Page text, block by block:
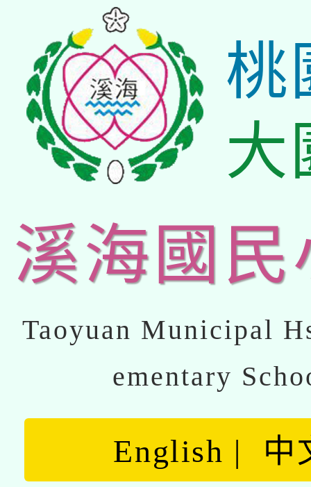
桃
大
溪海國民
Taoyuan Municipal
ementary
English 中